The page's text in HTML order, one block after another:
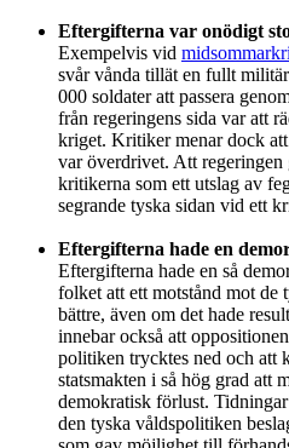
Eftergifterna var onödigt
Exempelvis vid
svår vånda tillät en fullt
000 soldater att passera
från regeringens sida var att
kriget. Kritiker menar dock
var överdrivet. Att regeringen
kritikerna som ett utslag av
segrande tyska sidan vid ett
Eftergifterna hade en
Eftergifterna hade en så
folket att ett motstånd mot de
bättre, även om det hade
innebar också att
politiken trycktes ned och att
statsmakten i så hög grad att
demokratisk förlust.
den tyska våldspolitiken